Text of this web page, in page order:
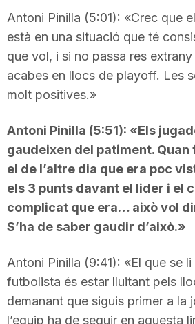
Antoni Pinilla (5:01): «Crec que
està en una situació que té
que vol, i si no passa res
acabes en llocs de playoff. Les
molt positives.»
Antoni Pinilla (5:51): «Els
gaudeixen del patiment. Quan
el de l’altre dia que era poc
els 3 punts davant el lider i el
complicat que era… això vol
S’ha de saber gaudir d’això.»
Antoni Pinilla (9:41): «El que se li
futbolista és estar lluitant pels
demanant que siguis primer a la
l’equip ha de seguir en aquesta